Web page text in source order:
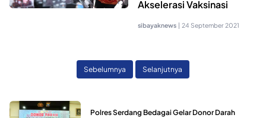
Akselerasi Vaksinasi
sibayaknews | 24 September 2021
Sebelumnya Selanjutnya
Polres Serdang Bedagai Gelar Donor Darah